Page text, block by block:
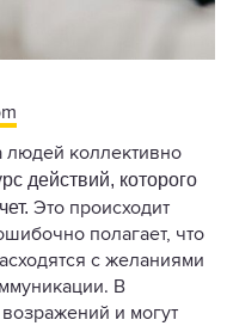
людей коллективно
действий, которого
Это происходит
полагает, что
с желаниями
В
и могут